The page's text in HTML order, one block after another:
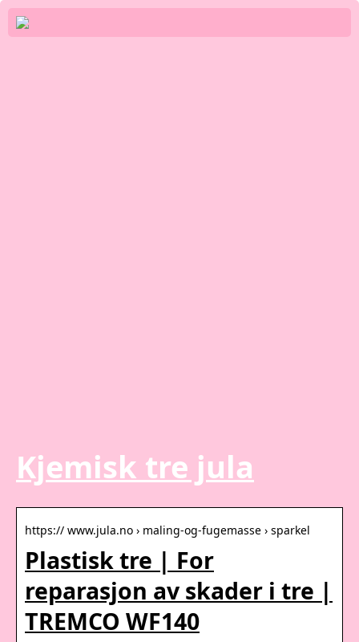
Kjemisk tre jula
https:// www.jula.no › maling-og-fugemasse › sparkel
Plastisk tre | For
reparasjon av skader i tre |
TREMCO WF140